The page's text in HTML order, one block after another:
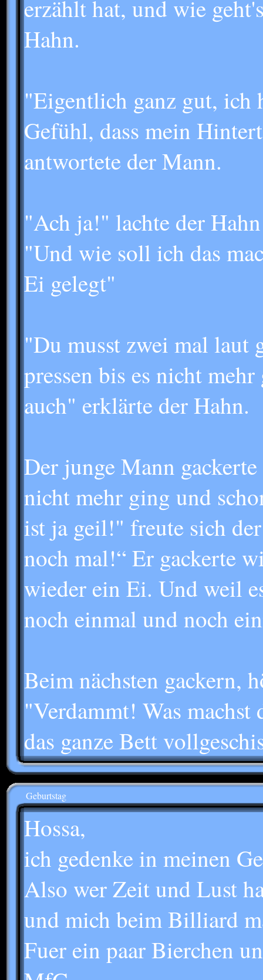
erzählt hat, und wie
Hahn.
"Eigentlich ganz gut, ich
Gefühl, dass mein
antwortete der Mann.
"Ach ja!" lachte der
"Und wie soll ich das
Ei gelegt"
"Du musst zwei mal laut
pressen bis es nicht
auch" erklärte der Hahn.
Der junge Mann
nicht mehr ging und
ist ja geil!" freute sich
noch mal!“ Er gackerte
wieder ein Ei. Und weil
noch einmal und noch
Beim nächsten gackern,
"Verdammt! Was
das ganze Bett
Geburtstag
Hossa,
ich gedenke in meinen
Also wer Zeit und Lust
und mich beim Billiard
Fuer ein paar Bierchen